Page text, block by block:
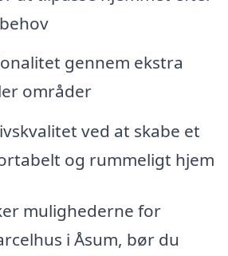
gennem ekstra
områder
ved at skabe et
og rummeligt hjem
mulighederne for
i Åsum, bør du